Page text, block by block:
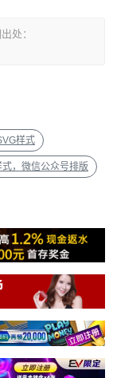
处：
样式
式，微信公众号排版